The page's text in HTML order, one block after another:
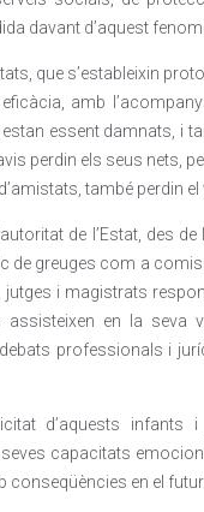
davant d’aquest
que s’estableixin
amb
essent damnats, i
perdin els seus nets,
també perdin
de l’Estat, des
de greuges com a
jutges i magistrats
assisteixen en la
professionals i
d’aquests infants
capacitats
conseqüències en el futur.